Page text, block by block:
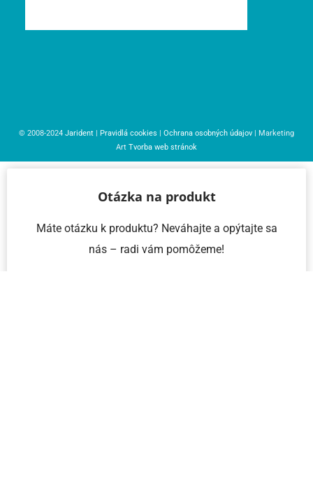
© 2008-2024 Jarident | Pravidlá cookies | Ochrana osobných údajov | Marketing
Art Tvorba web stránok
Otázka na produkt
Máte otázku k produktu? Neváhajte a opýtajte sa
nás – radi vám pomôžeme!